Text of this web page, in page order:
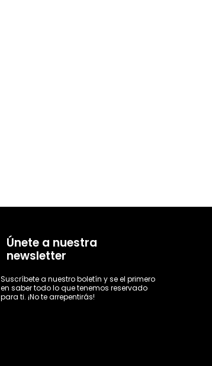
Únete a nuestra
newsletter
Suscríbete a nuestro boletín y se el primero
en saber todo lo que tenemos reservado
para ti. ¡No te arrepentirás!